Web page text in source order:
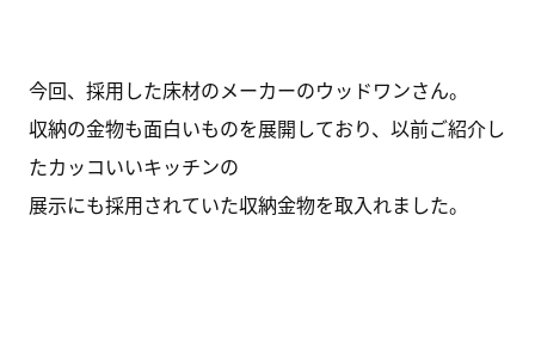
今回、採用した床材のメーカーのウッドワンさん。
収納の金物も面白いものを展開しており、以前ご紹介し
たカッコいいキッチンの
展示にも採用されていた収納金物を取入れました。